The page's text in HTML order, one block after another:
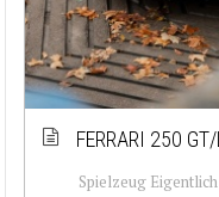
FERRARI 250
Spielzeug